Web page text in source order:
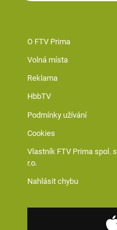
O FTV Prima
Volná místa
Reklama
HbbTV
Podmínky užívání
Cookies
Vlastník FTV Prima spol. s
r.o.
Nahlásit chybu